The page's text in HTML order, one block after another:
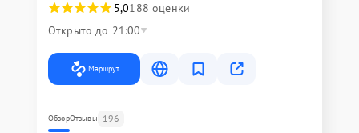
5,0188 оценки
Открыто до 21:00
Маршрут
ОбзорОтзывы 196